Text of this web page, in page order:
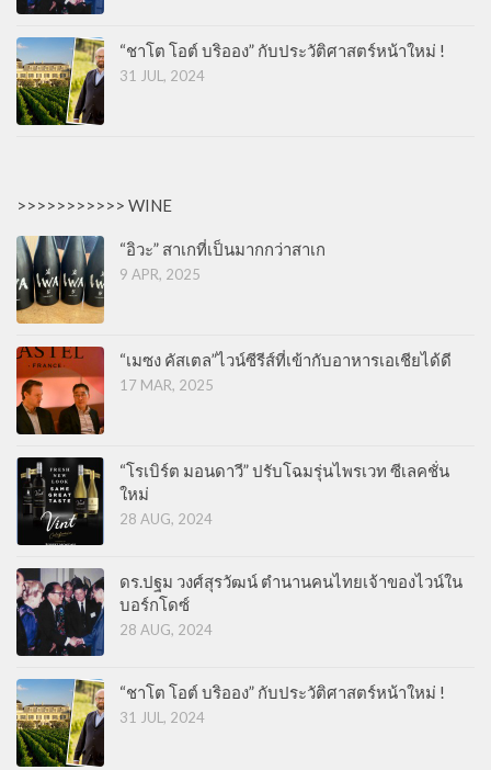
“ชาโต โอต์ บริออง” กับประวัติศาสตร์หน้าใหม่ !
31 JUL, 2024
>>>>>>>>>>> WINE
“อิวะ” สาเกที่เป็นมากกว่าสาเก
9 APR, 2025
“เมซง คัสเตล”ไวน์ซีรีส์ที่เข้ากับอาหารเอเชียได้ดี
17 MAR, 2025
“โรเบิร์ต มอนดาวี” ปรับโฉมรุ่นไพรเวท ซีเลคชั่น
ใหม่
28 AUG, 2024
ดร.ปฐม วงศ์สุรวัฒน์ ตำนานคนไทยเจ้าของไวน์ใน
บอร์กโดซ์
28 AUG, 2024
“ชาโต โอต์ บริออง” กับประวัติศาสตร์หน้าใหม่ !
31 JUL, 2024